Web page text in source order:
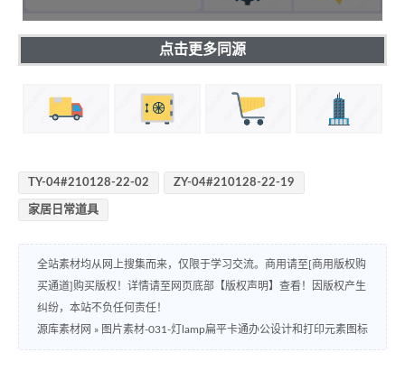
点击更多同源
TY-04#210128-22-02 ZY-04#210128-22-19
家居日常道具
全站素材均从网上搜集而来，仅限于学习交流。商用请至[商用版权购
买通道]购买版权！详情请至网页底部【版权声明】查看！因版权产生
纠纷，本站不负任何责任！
源库素材网 » 图片素材-031-灯lamp扁平卡通办公设计和打印元素图标